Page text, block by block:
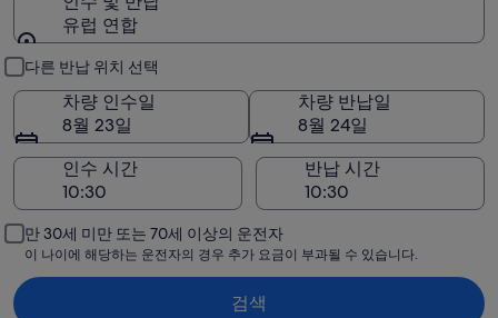
유럽 연합
인수 및 반납
다른 반납 위치 선택
차량 인수일
8월 23일
차량 반납일
8월 24일
인수 시간
반납 시간
만 30세 미만 또는 70세 이상의 운전자
이 나이에 해당하는 운전자의 경우 추가 요금이 부과될 수 있습니다.
검색